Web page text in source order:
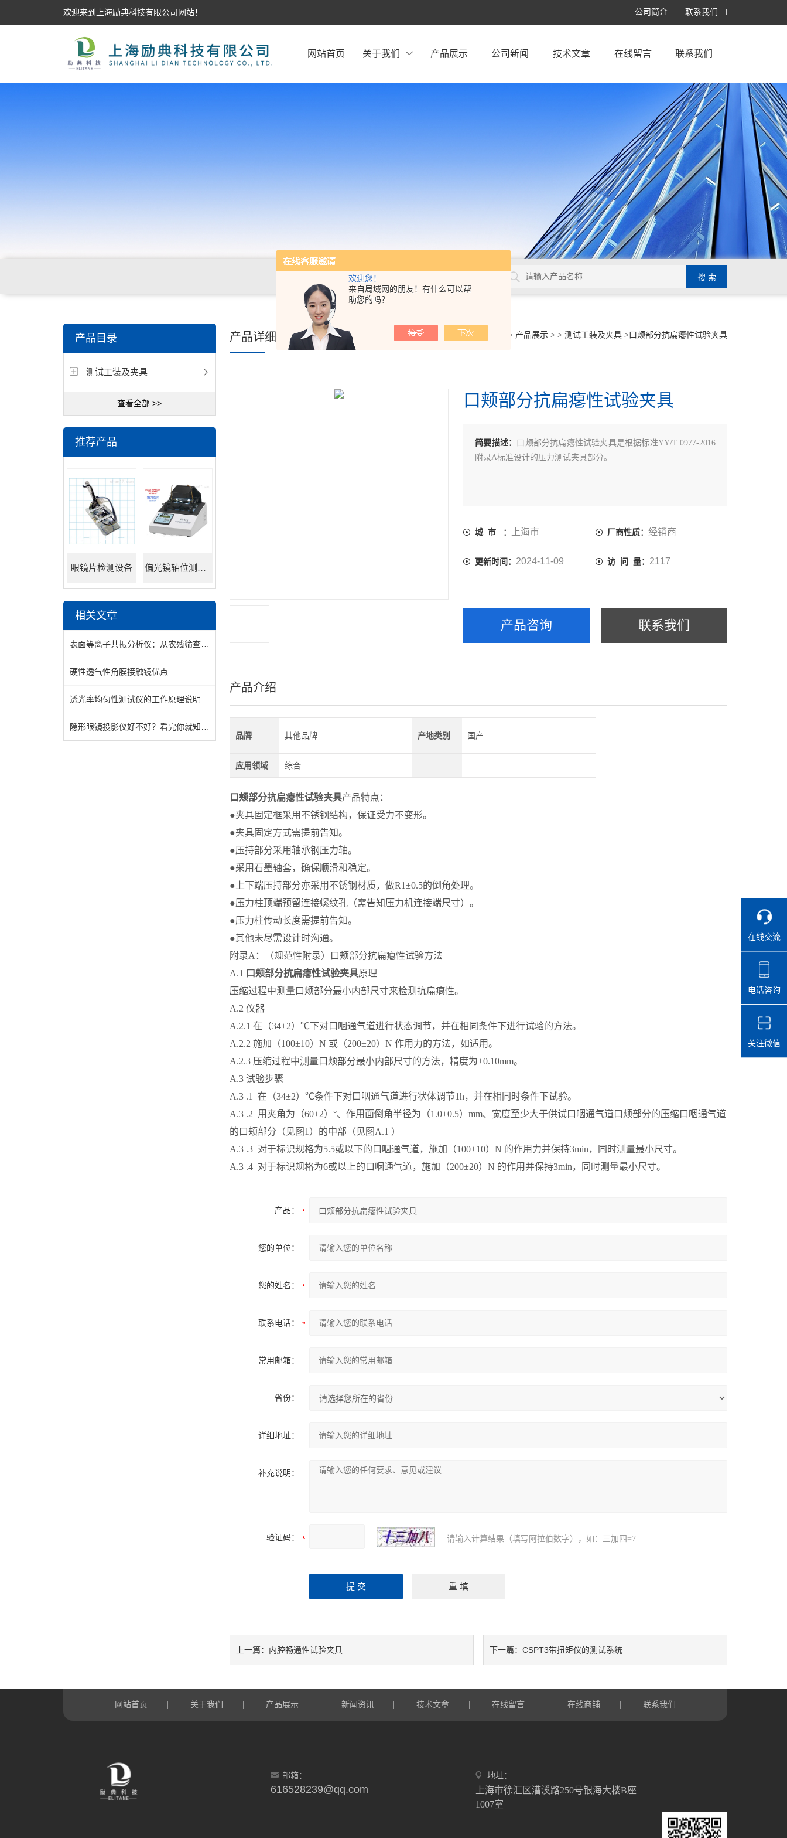
欢迎您！
来自局域网的朋友！有什么可以帮
助您的吗？
欢迎来到上海励典科技有限公司网站！ 公司简介 联系我们
网站首页 关于我们 产品展示 公司新闻 技术文章 在线留言 联系我们
角膜接触镜老化试验箱，角膜接触镜透过率测量仪，角膜接触镜接触角测量仪，角膜接触镜规格尺寸测量
仪，角膜接触镜厚度测量仪，角膜接触镜折光仪，角膜接触镜光学分析仪等，人工晶状体压缩力测量仪，人工晶状体尺寸
测试仪，人工晶状体疲劳试验仪等
产品目录
测试工装及夹具
查看全部 >>
推荐产品
眼镜片检测设备 偏光镜轴位测试仪
相关文章
表面等离子共振分析仪：从农残筛查到致病菌检测
硬性透气性角膜接触镜优点
透光率均匀性测试仪的工作原理说明
隐形眼镜投影仪好不好？看完你就知道了
你的位置： > 产品展示 > > 测试工装及夹具 >口颊部分抗扁瘪性试验夹具
产品详细页
口颊部分抗扁瘪性试验夹具
简要描述：
口颊部分抗扁瘪性试验夹具是根据标准YY/T 0977-2016
附录A标准设计的压力测试夹具部分。
城 市 ： 上海市 厂商性质： 经销商
更新时间： 2024-11-09 访 问 量： 2117
产品咨询 联系我们
产品介绍
品牌 其他品牌 产地类别 国产
应用领域 综合
口颊部分抗扁瘪性试验夹具产品特点：
●夹具固定框采用不锈钢结构，保证受力不变形。
●夹具固定方式需提前告知。
●压持部分采用轴承钢压力轴。
●采用石墨轴套，确保顺滑和稳定。
●上下端压持部分亦采用不锈钢材质，做R1±0.5的倒角处理。
●压力柱顶端预留连接螺纹孔（需告知压力机连接端尺寸）。
●压力柱传动长度需提前告知。
●其他未尽需设计时沟通。
附录A：（规范性附录）口颊部分抗扁瘪性试验方法
A.1
口颊部分抗扁瘪性试验夹具原理
压缩过程中测量口颊部分最小内部尺寸来检测抗扁瘪性。
A.2 仪器
A.2.1 在（34±2）℃下对口咽通气道进行状态调节，并在相同条件下进行试验的方法。
A.2.2 施加（100±10）N 或（200±20）N 作用力的方法，如适用。
A.2.3 压缩过程中测量口颊部分最小内部尺寸的方法，精度为±0.10mm。
A.3 试验步骤
A.3 .1 在（34±2）℃条件下对口咽通气道进行状体调节1h，并在相同时条件下试验。
A.3 .2 用夹角为（60±2）°、作用面倒角半径为（1.0±0.5）mm、宽度至少大于供试口咽通气道口颊部分的压缩口咽通气道
的口颊部分（见图1）的中部（见图A.1 ）
A.3 .3 对于标识规格为5.5或以下的口咽通气道，施加（100±10）N 的作用力并保持3min，同时测量最小尺寸。
A.3 .4 对于标识规格为6或以上的口咽通气道，施加（200±20）N 的作用并保持3min，同时测量最小尺寸。
产品：
您的单位：
您的姓名：
联系电话：
常用邮箱：
省份：
详细地址：
补充说明：
验证码： 请输入计算结果（填写阿拉伯数字），如：三加四=7
上一篇： 内腔畅通性试验夹具 下一篇： CSPT3带扭矩仪的测试系统
网站首页 关于我们 产品展示 新闻资讯 技术文章 在线留言 在线商铺 联系我们
邮箱：
616528239@qq.com
地址：
上海市徐汇区漕溪路250号银海大楼B座
1007室
在线交流
电话咨询
关注微信